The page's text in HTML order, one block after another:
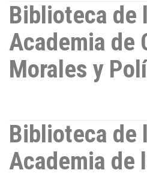
Biblioteca de
Academia de
Morales y
Biblioteca de
Academia de